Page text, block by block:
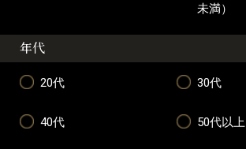
未満）
年代
20代 30代
40代 50代以上